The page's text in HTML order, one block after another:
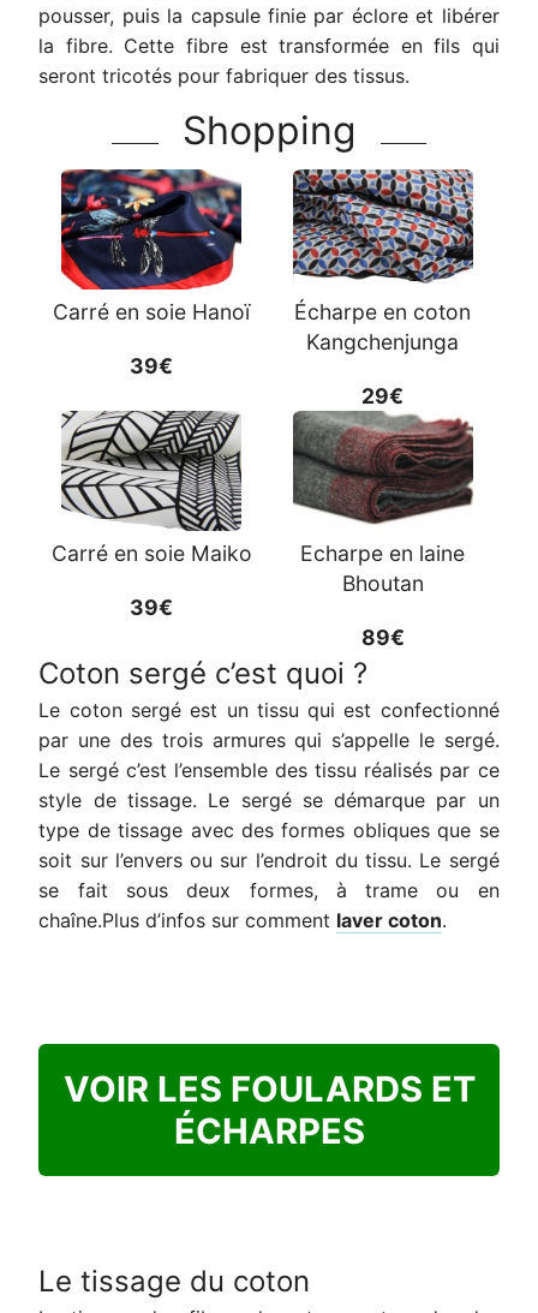
pousser, puis la capsule finie par éclore et libérer
la fibre. Cette fibre est transformée en fils qui
seront tricotés pour fabriquer des tissus.
Shopping
Carré en soie Hanoï
39€
Écharpe en coton
Kangchenjunga
29€
Carré en soie Maiko
39€
Echarpe en laine
Bhoutan
89€
Coton sergé c’est quoi ?
Le coton sergé est un tissu qui est confectionné
par une des trois armures qui s’appelle le sergé.
Le sergé c’est l’ensemble des tissu réalisés par ce
style de tissage. Le sergé se démarque par un
type de tissage avec des formes obliques que se
soit sur l’envers ou sur l’endroit du tissu. Le sergé
se fait sous deux formes, à trame ou en
chaîne.Plus d’infos sur comment laver coton.
VOIR LES FOULARDS ET
ÉCHARPES
Le tissage du coton